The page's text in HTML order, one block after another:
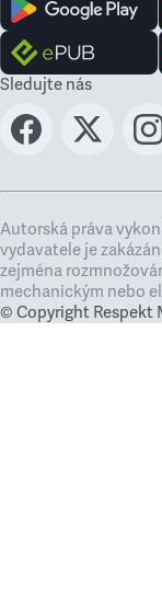
Sledujte nás
Autorská práva
vydavatele je
zejména
mechanickým nebo
© Copyright Respekt